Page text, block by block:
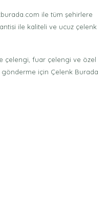
ile tüm şehirlere
ile kaliteli ve ucuz çelenk
çelengi, fuar çelengi ve özel
gönderme için Çelenk Burada